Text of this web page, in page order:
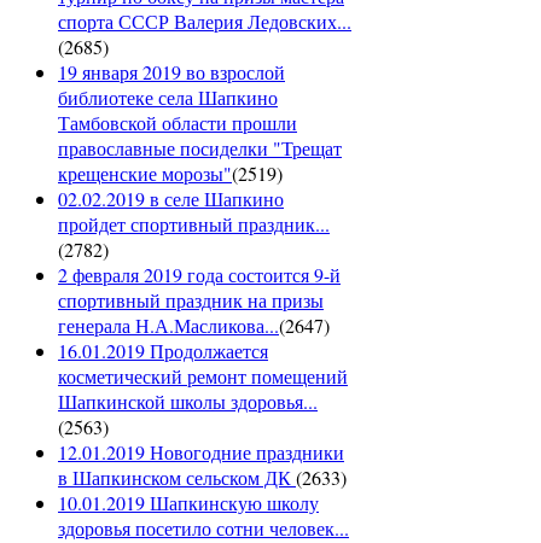
спорта СССР Валерия Ледовских...
(2685)
19 января 2019 во взрослой
библиотеке села Шапкино
Тамбовской области прошли
православные посиделки "Трещат
крещенские морозы"(2519)
02.02.2019 в селе Шапкино
пройдет спортивный праздник...
(2782)
2 февраля 2019 года состоится 9-й
спортивный праздник на призы
генерала Н.А.Масликова...(2647)
16.01.2019 Продолжается
косметический ремонт помещений
Шапкинской школы здоровья...
(2563)
12.01.2019 Новогодние праздники
в Шапкинском сельском ДК(2633)
10.01.2019 Шапкинскую школу
здоровья посетило сотни человек...